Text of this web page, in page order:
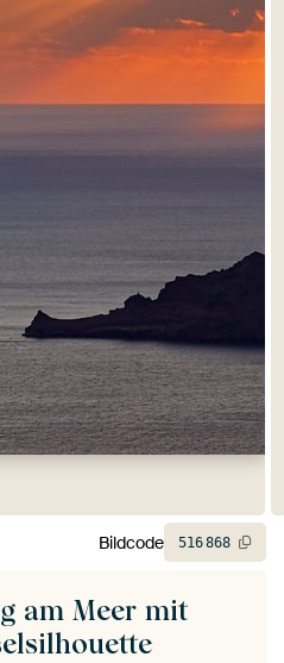
am Meer mit
Bildcode 516868